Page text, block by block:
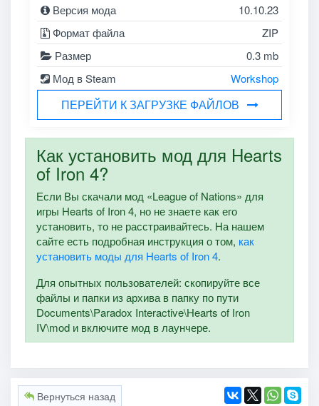
Версия мода
10.10.23
Формат файла
ZIP
Размер
0.3 mb
Мод в Steam
Workshop
ПЕРЕЙТИ К ЗАГРУЗКЕ ФАЙЛОВ
Как установить мод для Hearts
of Iron 4?
Если Вы скачали мод «League of Nations» для
игры Hearts of Iron 4, но не знаете как его
установить, то не расстраивайтесь. На нашем
сайте есть подробная инструкция о том, как
установить моды для Hearts of Iron 4.
Для опытных пользователей: скопируйте все
файлы и папки из архива в папку по пути
Documents\Paradox Interactive\Hearts of Iron
IV\mod и включите мод в лаунчере.
Вернуться назад